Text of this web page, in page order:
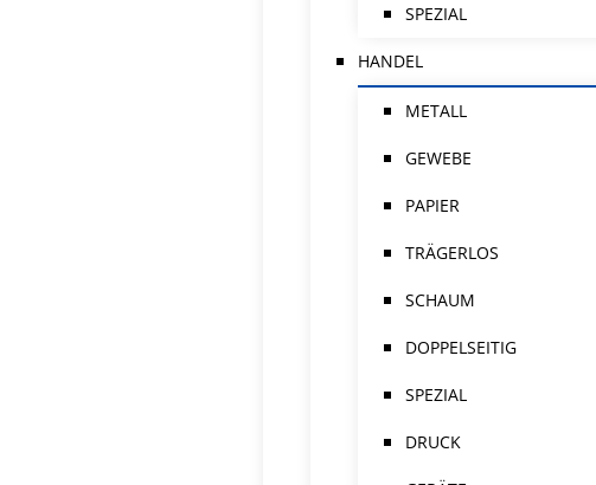
SPEZIAL
HANDEL
METALL
GEWEBE
PAPIER
TRÄGERLOS
SCHAUM
DOPPELSEITIG
SPEZIAL
DRUCK